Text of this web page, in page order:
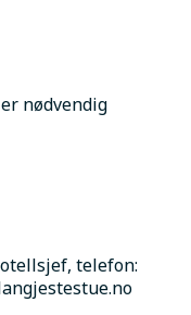
nødvendig
telefon: